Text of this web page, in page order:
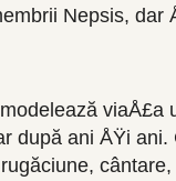
Nepsis, dar
viaÅ£a
după ani ÅŸi